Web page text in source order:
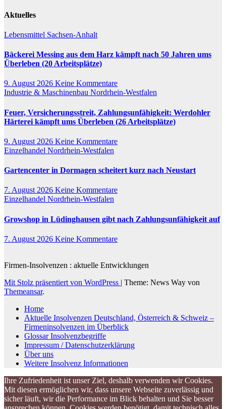
Aktuelles
Lebensmittel Sachsen-Anhalt
Bäckerei Messing aus dem Harz kämpft nach 50 Jahren ums
Überleben (20 Arbeitsplätze)
9. August 2026 Keine Kommentare
Industrie & Maschinenbau Nordrhein-Westfalen
Feuer, Versicherungsstreit, Zahlungsunfähigkeit: Werdohler
Härterei kämpft ums Überleben (26 Arbeitsplätze)
9. August 2026 Keine Kommentare
Einzelhandel Nordrhein-Westfalen
Gartencenter in Dormagen scheitert kurz nach Neustart
7. August 2026 Keine Kommentare
Einzelhandel Nordrhein-Westfalen
Growshop in Lüdinghausen gibt nach Zahlungsunfähigkeit auf
7. August 2026 Keine Kommentare
Firmen-Insolvenzen : aktuelle Entwicklungen
Mit Stolz präsentiert von WordPress | Theme: News Way von
Themeansar.
Home
Aktuelle Insolvenzen Deutschland, Österreich & Schweiz –
Firmeninsolvenzen im Überblick
Glossar Insolvenzbegriffe
Impressum / Datenschutzerklärung
Über uns
Weitere Insolvenz Informationen
Ihre Zufriedenheit ist unser Ziel, deshalb verwenden wir Cookies.
Mit diesen ermöglichen wir, dass unsere Webseite zuverlässig und
sicher läuft, wir die Performance im Blick behalten und Sie besser